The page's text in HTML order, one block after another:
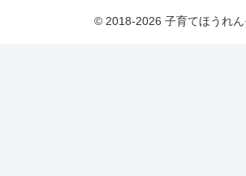
© 2018-2026 子育てほうれん